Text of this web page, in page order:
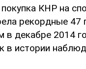
КНР на
рекордные 47
в декабре 2014
в истории